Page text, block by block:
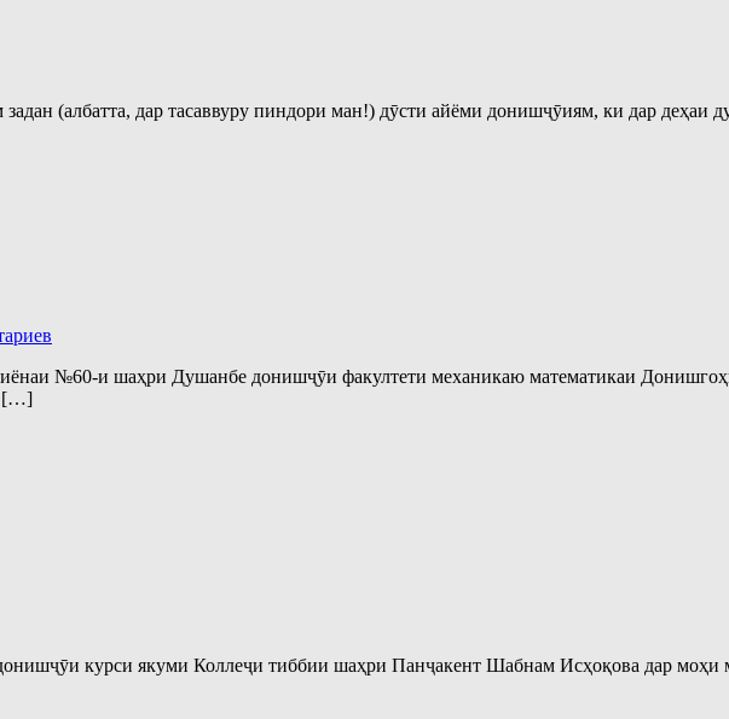
(албатта, дар тасаввуру пиндори ман!) дӯсти айёми донишҷӯиям, ки дар деҳаи
№60-и шаҳри Душанбе донишҷӯи факултети механикаю математикаи
[…]
курси якуми Коллеҷи тиббии шаҳри Панҷакент Шабнам Исҳоқова дар